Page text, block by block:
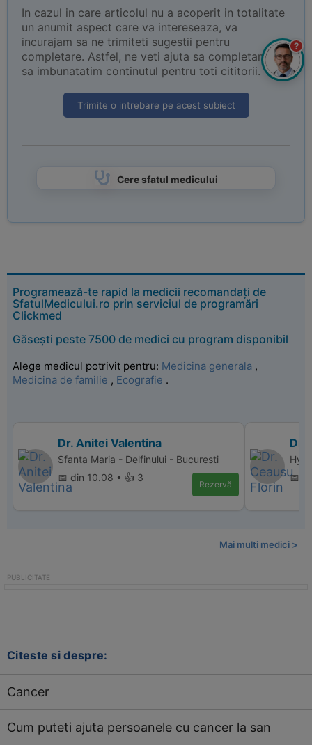
In cazul in care articolul nu a acoperit in totalitate
un anumit aspect care va intereseaza, va
incurajam sa ne trimiteti sugestii pentru
completare. Astfel, ne veti ajuta sa completam si
sa imbunatatim continutul pentru toti cititorii.
Trimite o intrebare pe acest subiect
Cere sfatul medicului
Programează-te rapid la medicii recomandați de
SfatulMedicului.ro prin serviciul de programări
Clickmed
Găsești peste 7500 de medici cu program disponibil
Alege medicul potrivit pentru: Medicina generala ,
Medicina de familie , Ecografie .
Dr. Anitei Valentina
Sfanta Maria - Delfinului - Bucuresti
📅 din 10.08 • 👍 3
Rezervă
Dr.
📅
Mai multi medici >
Citeste si despre:
Cancer
Cum puteti ajuta persoanele cu cancer la san
?